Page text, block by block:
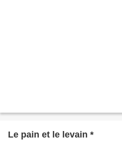
Le pain et le levain *